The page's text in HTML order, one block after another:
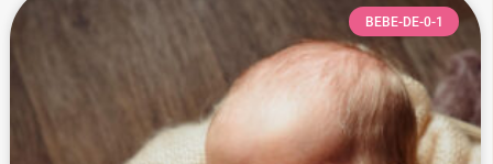
BEBE-DE-0-1